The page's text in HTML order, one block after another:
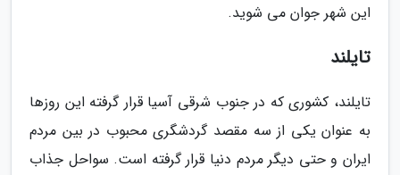
این شهر جوان می شوید.
تایلند
تایلند، کشوری که در جنوب شرقی آسیا قرار گرفته این روزها
به عنوان یکی از سه مقصد گردشگری محبوب در بین مردم
ایران و حتی دیگر مردم دنیا قرار گرفته است. سواحل جذاب